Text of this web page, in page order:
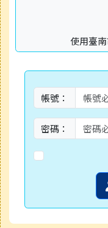
使用臺
帳號：
密碼：